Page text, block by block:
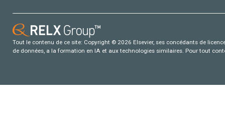
Tout le contenu de ce site: Copyright © 2026 Elsevier, ses concédants de
de données, a la formation en IA et aux technologies similaires. Pour tout